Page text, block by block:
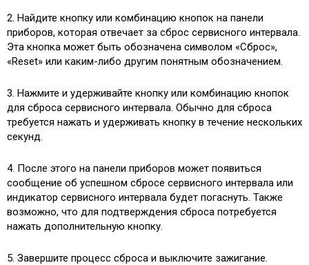
2. Найдите кнопку или комбинацию кнопок на панели
приборов, которая отвечает за сброс сервисного интервала.
Эта кнопка может быть обозначена символом «Сброс»,
«Reset» или каким-либо другим понятным обозначением.
3. Нажмите и удерживайте кнопку или комбинацию кнопок
для сброса сервисного интервала. Обычно для сброса
требуется нажать и удерживать кнопку в течение нескольких
секунд.
4. После этого на панели приборов может появиться
сообщение об успешном сбросе сервисного интервала или
индикатор сервисного интервала будет погаснуть. Также
возможно, что для подтверждения сброса потребуется
нажать дополнительную кнопку.
5. Завершите процесс сброса и выключите зажигание.